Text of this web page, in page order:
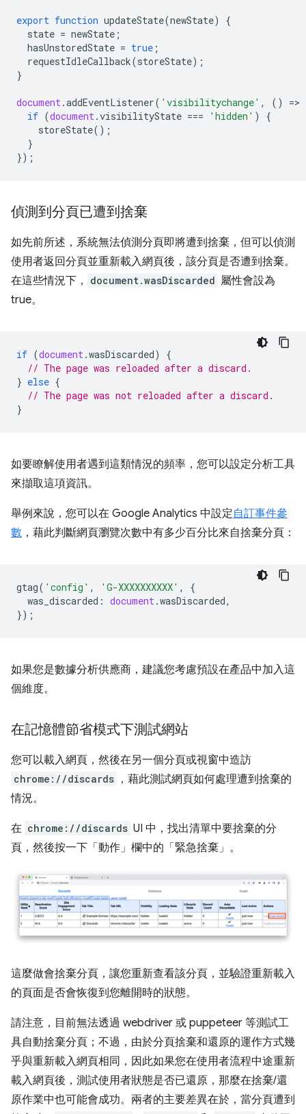
export function updateState(newState)
{
state = newState ;
hasUnstoredState = true ;
requestIdleCallback(storeState);
}
document.addEventListener( 'visibilitychange' , () =>
if (document.visibilityState === 'hidden' )
{
storeState();
}
});
偵測到分頁已遭到捨棄
如先前所述，系統無法偵測分頁即將遭到捨棄，但可以偵測
使用者返回分頁並重新載入網頁後，該分頁是否遭到捨棄。
在這些情況下，
document.wasDiscarded 屬性會設為
true。
if (document.wasDiscarded)
{
// The page was reloaded after a discard.
} else {
// The page was not reloaded after a discard.
}
如要瞭解使用者遇到這類情況的頻率，您可以設定分析工具
來擷取這項資訊。
舉例來說，您可以在 Google Analytics 中設定自訂事件參
數 ，藉此判斷網頁瀏覽次數中有多少百分比來自捨棄分頁：
gtag( 'config' , 'G-XXXXXXXXXX' ,
{
was_discarded : document.wasDiscarded,
});
如果您是數據分析供應商，建議您考慮預設在產品中加入這
個維度。
在記憶體節省模式下測試網站
您可以載入網頁，然後在另一個分頁或視窗中造訪
chrome://discards ，藉此測試網頁如何處理遭到捨棄的
情況。
在 chrome://discards UI 中，找出清單中要捨棄的分
頁，然後按一下「動作」 欄中的「緊急捨棄」 。
這麼做會捨棄分頁，讓您重新查看該分頁，並驗證重新載入
的頁面是否會恢復到您離開時的狀態。
請注意，目前無法透過 webdriver 或 puppeteer 等測試工
具自動捨棄分頁；不過，由於分頁捨棄和還原的運作方式幾
乎與重新載入網頁相同，因此如果您在使用者流程中途重新
載入網頁後，測試使用者狀態是否已還原，那麼在捨棄/還
原作業中也可能會成功。兩者的主要差異在於，當分頁遭到